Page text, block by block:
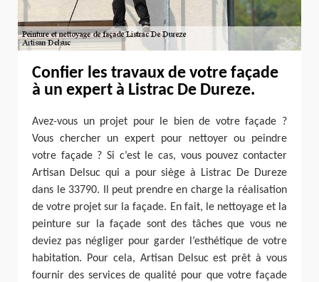
Confier les travaux de votre façade
à un expert à Listrac De Dureze.
Avez-vous un projet pour le bien de votre façade ?
Vous chercher un expert pour nettoyer ou peindre
votre façade ? Si c’est le cas, vous pouvez contacter
Artisan Delsuc qui a pour siège à Listrac De Dureze
dans le 33790. Il peut prendre en charge la réalisation
de votre projet sur la façade. En fait, le nettoyage et la
peinture sur la façade sont des tâches que vous ne
deviez pas négliger pour garder l’esthétique de votre
habitation. Pour cela, Artisan Delsuc est prêt à vous
fournir des services de qualité pour que votre façade